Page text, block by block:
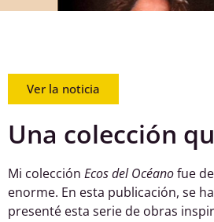
Ver la noticia
Una colección
Mi colección Ecos del Océanofue
enorme. En esta publicación, se
presenté esta serie de obras